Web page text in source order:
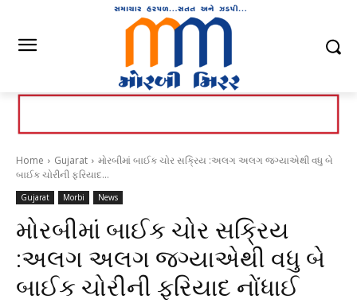
Home Gujarat
મોરબીમાં બાઈક ચોર સક્રિય :અલગ અલગ જગ્યાએથી વધુ બે
બાઈક ચોરીની ફરિયાદ...
Gujarat Morbi News
મોરબીમાં બાઈક ચોર સક્રિય
:અલગ અલગ જગ્યાએથી વધુ બે
બાઈક ચોરીની ફરિયાદ નોંધાઈ